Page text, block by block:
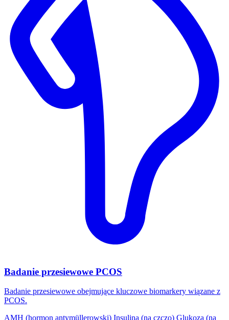
Badanie przesiewowe PCOS
Badanie przesiewowe obejmujące kluczowe biomarkery wiązane z
PCOS.
AMH (hormon antymüllerowski) Insulina (na czczo) Glukoza (na